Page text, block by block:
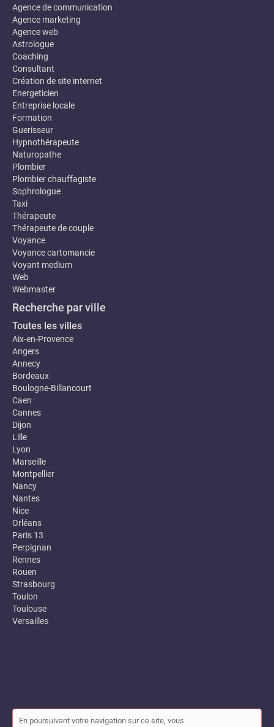
Agence de communication
Agence marketing
Agence web
Astrologue
Coaching
Consultant
Création de site internet
Energeticien
Entreprise locale
Formation
Guerisseur
Hypnothérapeute
Naturopathe
Plombier
Plombier chauffagiste
Sophrologue
Taxi
Thérapeute
Thérapeute de couple
Voyance
Voyance cartomancie
Voyant medium
Web
Webmaster
Recherche par ville
Toutes les villes
Aix-en-Provence
Angers
Annecy
Bordeaux
Boulogne-Billancourt
Caen
Cannes
Dijon
Lille
Lyon
Marseille
Montpellier
Nancy
Nantes
Nice
Orléans
Paris 13
Perpignan
Rennes
Rouen
Strasbourg
Toulon
Toulouse
Versailles
En poursuivant votre navigation sur ce site, vous